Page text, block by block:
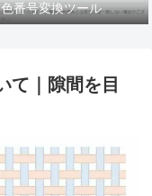
色番号変換ツール
て｜隙間を目